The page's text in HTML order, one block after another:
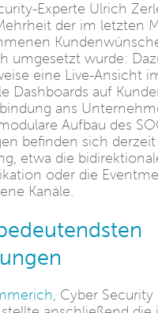
Experte Ulrich
der im letzten
umgesetzt wurde:
eine Live-Ansicht
Dashboards auf
ans
Aufbau des
befinden sich
etwa die
oder die
Kanäle.
, Cyber Security